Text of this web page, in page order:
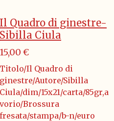
Il Quadro di ginestre-
Sibilla Ciula
15,00 €
Titolo/Il Quadro di
ginestre/Autore/Sibilla
Ciula/dim/15x21/carta/85gr,a
vorio/Brossura
fresata/stampa/b-n/euro